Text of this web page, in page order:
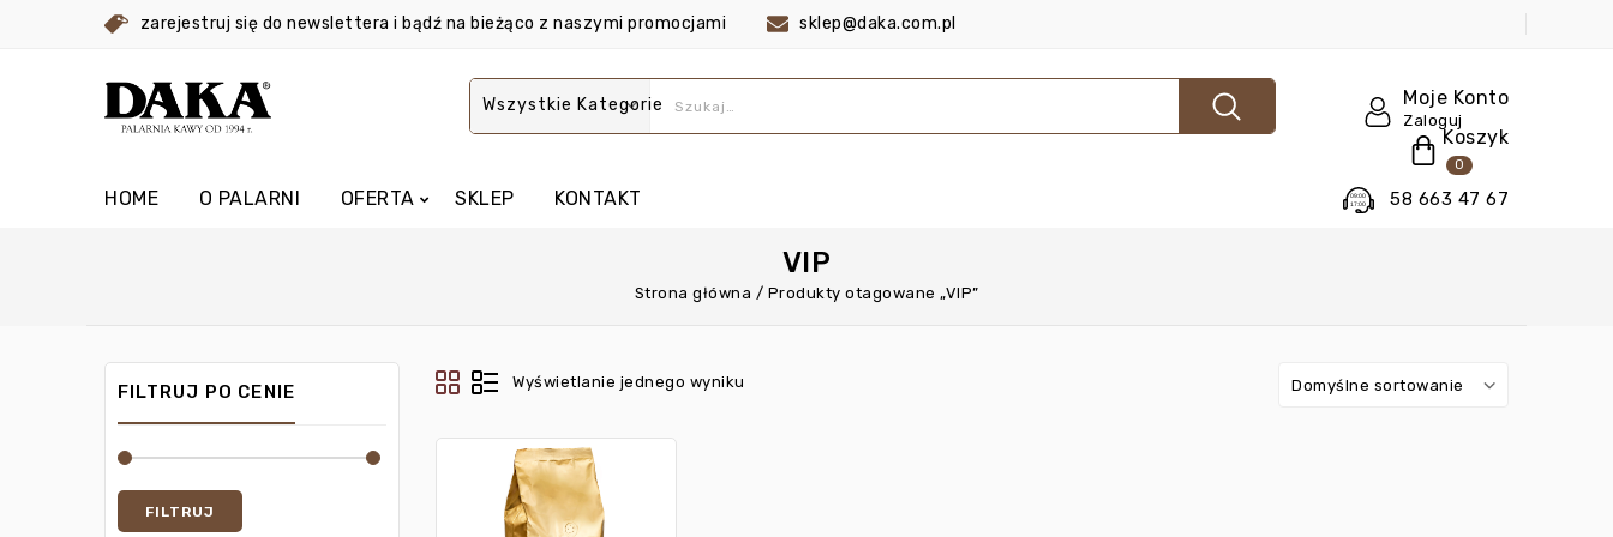
zarejestruj się do newslettera i bądź na bieżąco z naszymi promocjami sklep@daka.com.pl
Wszystkie Kategorie Moje Konto
Zaloguj
Koszyk
0
HOME O PALARNI OFERTA SKLEP KONTAKT 58 663 47 67
VIP
Strona główna / Produkty otagowane „VIP”
FILTRUJ PO CENIE
FILTRUJ
Wyświetlanie jednego wyniku Domyślne sortowanie